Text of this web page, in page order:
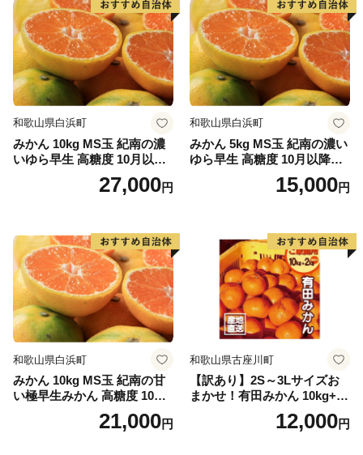
和歌山県白浜町
みかん 10kg MS玉 紀南の濃
いゆら早生 高糖度 10月以降
発送 マルチ被覆栽培27,000円
和歌山県白浜町
みかん 5kg MS玉 紀南の濃い
ゆら早生 高糖度 10月以降発
送 マルチ被覆栽培15,000円
和歌山県白浜町
みかん 10kg MS玉 紀南の甘
い極早生みかん 高糖度 10月
以降発送 マルチ被覆栽培
21,000円
和歌山県古座川町
【訳あり】2S～3Lサイズお
まかせ！有田みかん 10kg+2k
g保証分 11月から12月下旬ま
でに順次発送致します。 / 訳
12,000円